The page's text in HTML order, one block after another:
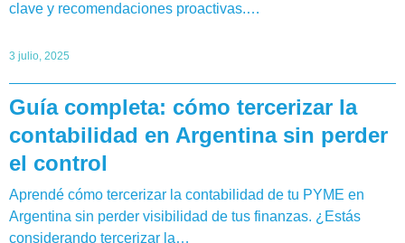
clave y recomendaciones proactivas.…
3 julio, 2025
Guía completa: cómo tercerizar la
contabilidad en Argentina sin perder
el control
Aprendé cómo tercerizar la contabilidad de tu PYME en
Argentina sin perder visibilidad de tus finanzas. ¿Estás
considerando tercerizar la…